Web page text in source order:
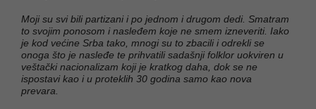
Moji su svi bili partizani i po jednom i drugom dedi. Smatram
to svojim ponosom i nasleđem koje ne smem izneveriti. Iako
je kod većine Srba tako, mnogi su to zbacili i odrekli se
onoga što je nasleđe te prihvatili sadašnji folklor uokviren u
veštački nacionalizam koji je kratkog daha, dok se ne
ispostavi kao i u proteklih 30 godina samo kao nova
prevara.